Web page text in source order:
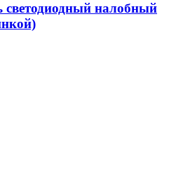
налобный